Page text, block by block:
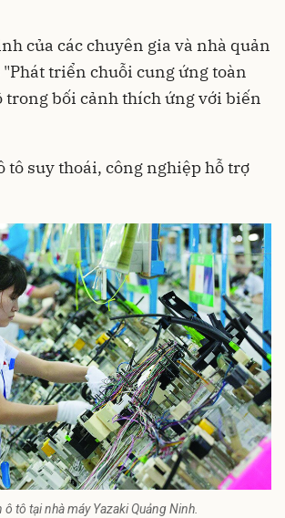
của các chuyên gia và nhà quản
triển chuỗi cung ứng toàn
trong bối cảnh thích ứng với biến
tô suy thoái, công nghiệp hỗ trợ
tô tại nhà máy Yazaki Quảng Ninh.